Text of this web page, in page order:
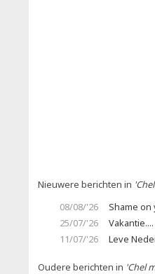
Nieuwere berichten in
08/08/'26
Shame on
25/07/'26
Vakantie....
11/07/'26
Leve
Oudere berichten in 'Chel